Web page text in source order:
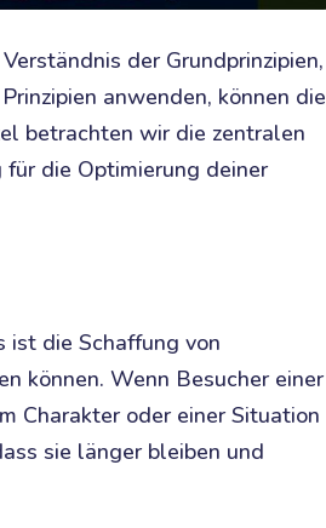
der Grundprinzipien,
anwenden, können die
betrachten wir die zentralen
die Optimierung deiner
ist die Schaffung von
können. Wenn Besucher einer
Charakter oder einer Situation
sie länger bleiben und